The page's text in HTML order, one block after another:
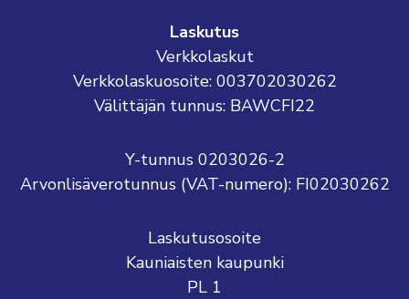
Laskutus
Verkkolaskut
Verkkolaskuosoite: 003702030262
Välittäjän tunnus: BAWCFI22
Y-tunnus 0203026-2
Arvonlisäverotunnus (VAT-numero): FI02030262
Laskutusosoite
Kauniaisten kaupunki
PL 1